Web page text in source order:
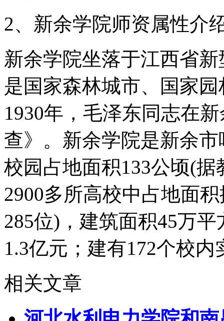
2、新余学院师资属性介
新余学院坐落于江西省
是国家森林城市、国家
1930年，毛泽东同志在
查》。新余学院是新余
校园占地面积133公顷(
2900多所高校中占地面
285位)，建筑面积45万
1.3亿元；建有172个校内
相关文章